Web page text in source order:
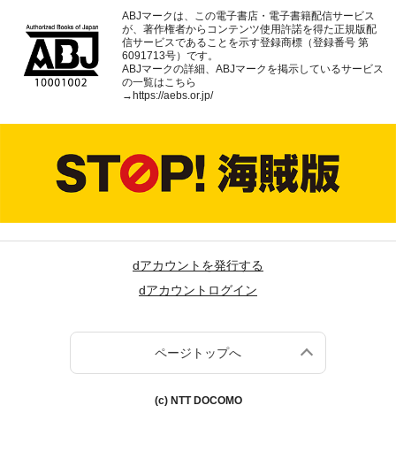
ABJマークは、この電子書店・電子書籍配信サービス
が、著作権者からコンテンツ使用許諾を得た正規版配
信サービスであることを示す登録商標（登録番号 第
6091713号）です。
ABJマークの詳細、ABJマークを掲示しているサービス
の一覧はこちら
→https://aebs.or.jp/
dアカウントを発行する
dアカウントログイン
ページトップへ
(c) NTT DOCOMO